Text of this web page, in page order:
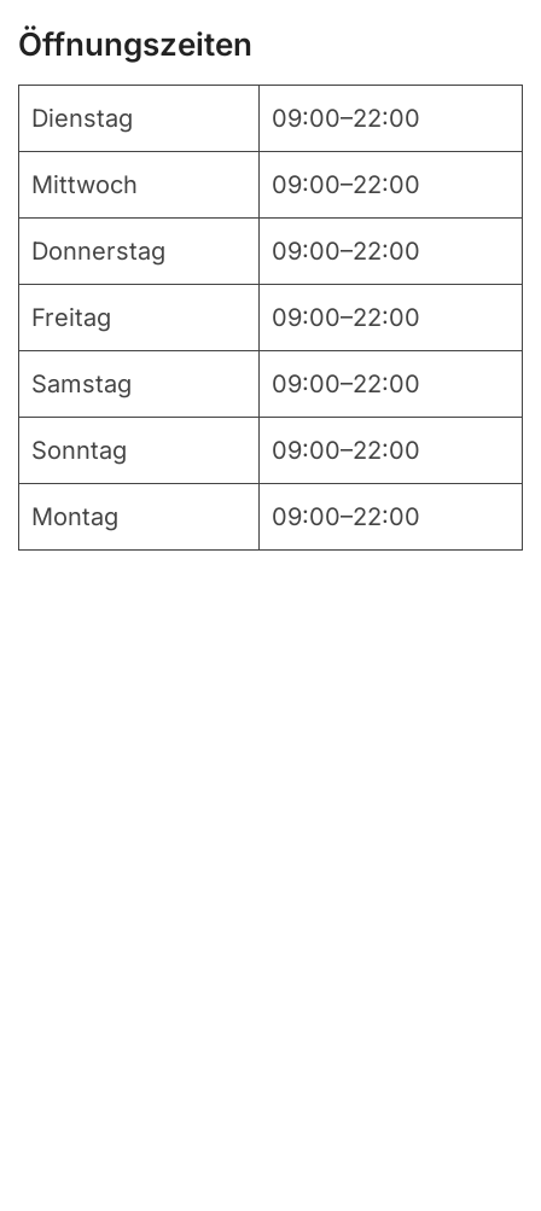
Öffnungszeiten
Dienstag 09:00–22:00
Mittwoch 09:00–22:00
Donnerstag 09:00–22:00
Freitag 09:00–22:00
Samstag 09:00–22:00
Sonntag 09:00–22:00
Montag 09:00–22:00